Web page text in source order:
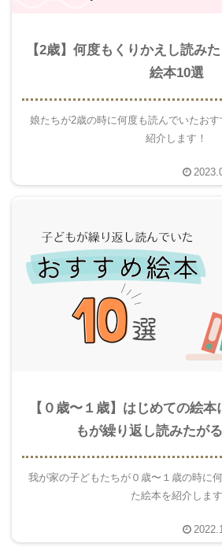
【2歳】何度もくりかえし読み
絵本10選
娘たちが2歳の時に何度も読んでいたお
紹介します！
【０歳〜１歳】はじめての絵
もが繰り返し読みたが
我が家の子どもたちが０歳〜１歳の時に
た絵本を紹介します